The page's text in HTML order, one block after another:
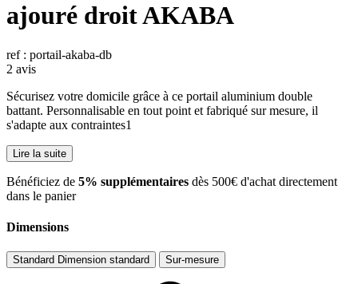
ajouré droit AKABA
ref : portail-akaba-db
2 avis
Sécurisez votre domicile grâce à ce portail aluminium double
battant. Personnalisable en tout point et fabriqué sur mesure, il
s'adapte aux contraintes1
Lire la suite
​Bénéficiez de 5% supplémentaires dès 500€ d'achat directement
dans le panier
Dimensions
Standard Dimension standard Sur-mesure